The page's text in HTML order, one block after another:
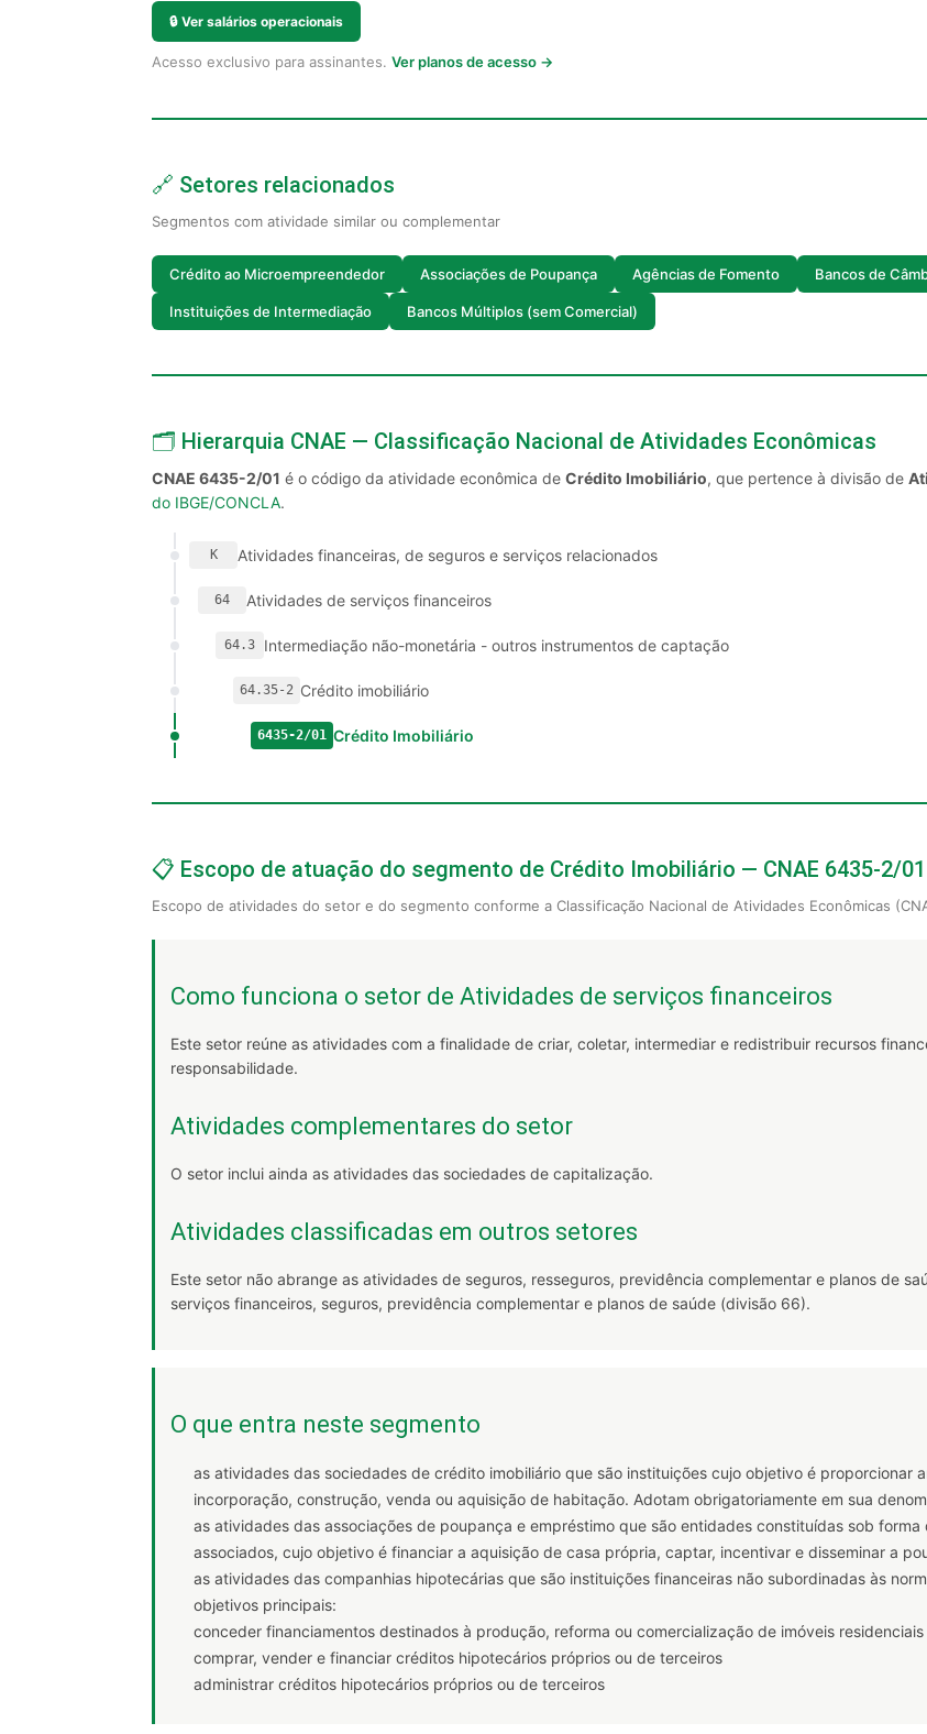
🔒 Ver salários operacionais
Acesso exclusivo para assinantes. Ver planos de acesso →
🔗 Setores relacionados
Segmentos com atividade similar ou complementar
Crédito ao Microempreendedor Associações de Poupança Agências de Fomento Bancos de
Instituições de Intermediação Bancos Múltiplos (sem Comercial)
🗂️ Hierarquia CNAE — Classificação Nacional de Atividades Econômicas
CNAE 6435-2/01 é o código da atividade econômica de Crédito Imobiliário, que pertence à divisão de
do IBGE/CONCLA.
K Atividades financeiras, de seguros e serviços relacionados
64 Atividades de serviços financeiros
64.3 Intermediação não-monetária - outros instrumentos de captação
64.35-2 Crédito imobiliário
6435-2/01 Crédito Imobiliário
📋 Escopo de atuação do segmento de Crédito Imobiliário — CNAE 6435-2/01
Escopo de atividades do setor e do segmento conforme a Classificação Nacional de Atividades Econômicas
Como funciona o setor de Atividades de serviços financeiros
Este setor reúne as atividades com a finalidade de criar, coletar, intermediar e redistribuir recursos
responsabilidade.
Atividades complementares do setor
O setor inclui ainda as atividades das sociedades de capitalização.
Atividades classificadas em outros setores
Este setor não abrange as atividades de seguros, resseguros, previdência complementar e planos de
serviços financeiros, seguros, previdência complementar e planos de saúde (divisão 66).
O que entra neste segmento
as atividades das sociedades de crédito imobiliário que são instituições cujo objetivo é proporcionar
incorporação, construção, venda ou aquisição de habitação. Adotam obrigatoriamente em sua
as atividades das associações de poupança e empréstimo que são entidades constituídas sob
associados, cujo objetivo é financiar a aquisição de casa própria, captar, incentivar e disseminar a
as atividades das companhias hipotecárias que são instituições financeiras não subordinadas às
objetivos principais:
conceder financiamentos destinados à produção, reforma ou comercialização de imóveis
comprar, vender e financiar créditos hipotecários próprios ou de terceiros
administrar créditos hipotecários próprios ou de terceiros